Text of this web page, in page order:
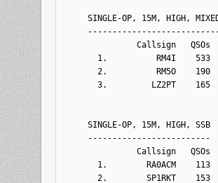
SINGLE-OP, 15M, HIGH,
Callsign   QSOs  Points
1.          RM4I    533
2.          RM5O    190
3.         LZ2PT    165
SINGLE-OP, 15M, HIGH, SSB
-------------------------
Callsign   QSOs  Points
1.        RA0ACM    113
2.        SP1RKT    153